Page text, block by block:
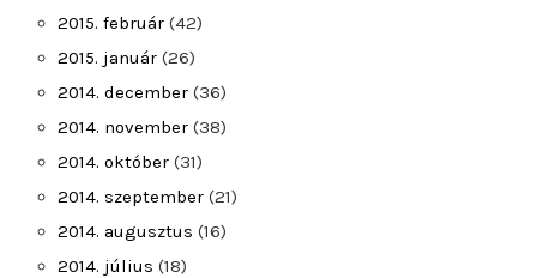
2015. február (42)
2015. január (26)
2014. december (36)
2014. november (38)
2014. október (31)
2014. szeptember (21)
2014. augusztus (16)
2014. július (18)